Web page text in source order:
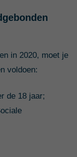
in 2020, moet je
voldoen:
de 18 jaar;